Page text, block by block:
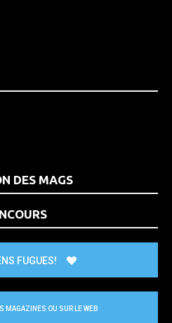
DES MAGS
FUGUES!
MAGAZINES OU SUR LE WEB